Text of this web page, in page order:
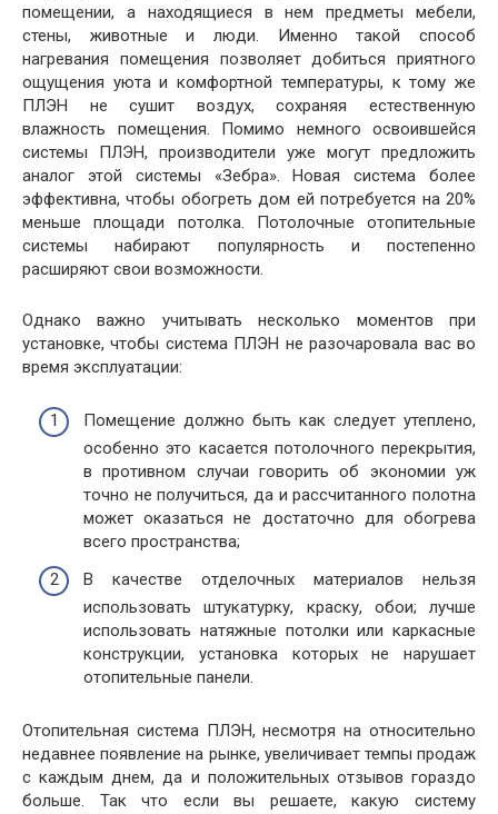
помещении, а находящиеся в нем предметы мебели,
стены, животные и люди. Именно такой способ
нагревания помещения позволяет добиться приятного
ощущения уюта и комфортной температуры, к тому же
ПЛЭН не сушит воздух, сохраняя естественную
влажность помещения. Помимо немного освоившейся
системы ПЛЭН, производители уже могут предложить
аналог этой системы «Зебра». Новая система более
эффективна, чтобы обогреть дом ей потребуется на 20%
меньше площади потолка. Потолочные отопительные
системы набирают популярность и постепенно
расширяют свои возможности.
Однако важно учитывать несколько моментов при
установке, чтобы система ПЛЭН не разочаровала вас во
время эксплуатации:
Помещение должно быть как следует утеплено,
особенно это касается потолочного перекрытия,
в противном случаи говорить об экономии уж
точно не получиться, да и рассчитанного полотна
может оказаться не достаточно для обогрева
всего пространства;
В качестве отделочных материалов нельзя
использовать штукатурку, краску, обои; лучше
использовать натяжные потолки или каркасные
конструкции, установка которых не нарушает
отопительные панели.
Отопительная система ПЛЭН, несмотря на относительно
недавнее появление на рынке, увеличивает темпы продаж
с каждым днем, да и положительных отзывов гораздо
больше. Так что если вы решаете, какую систему